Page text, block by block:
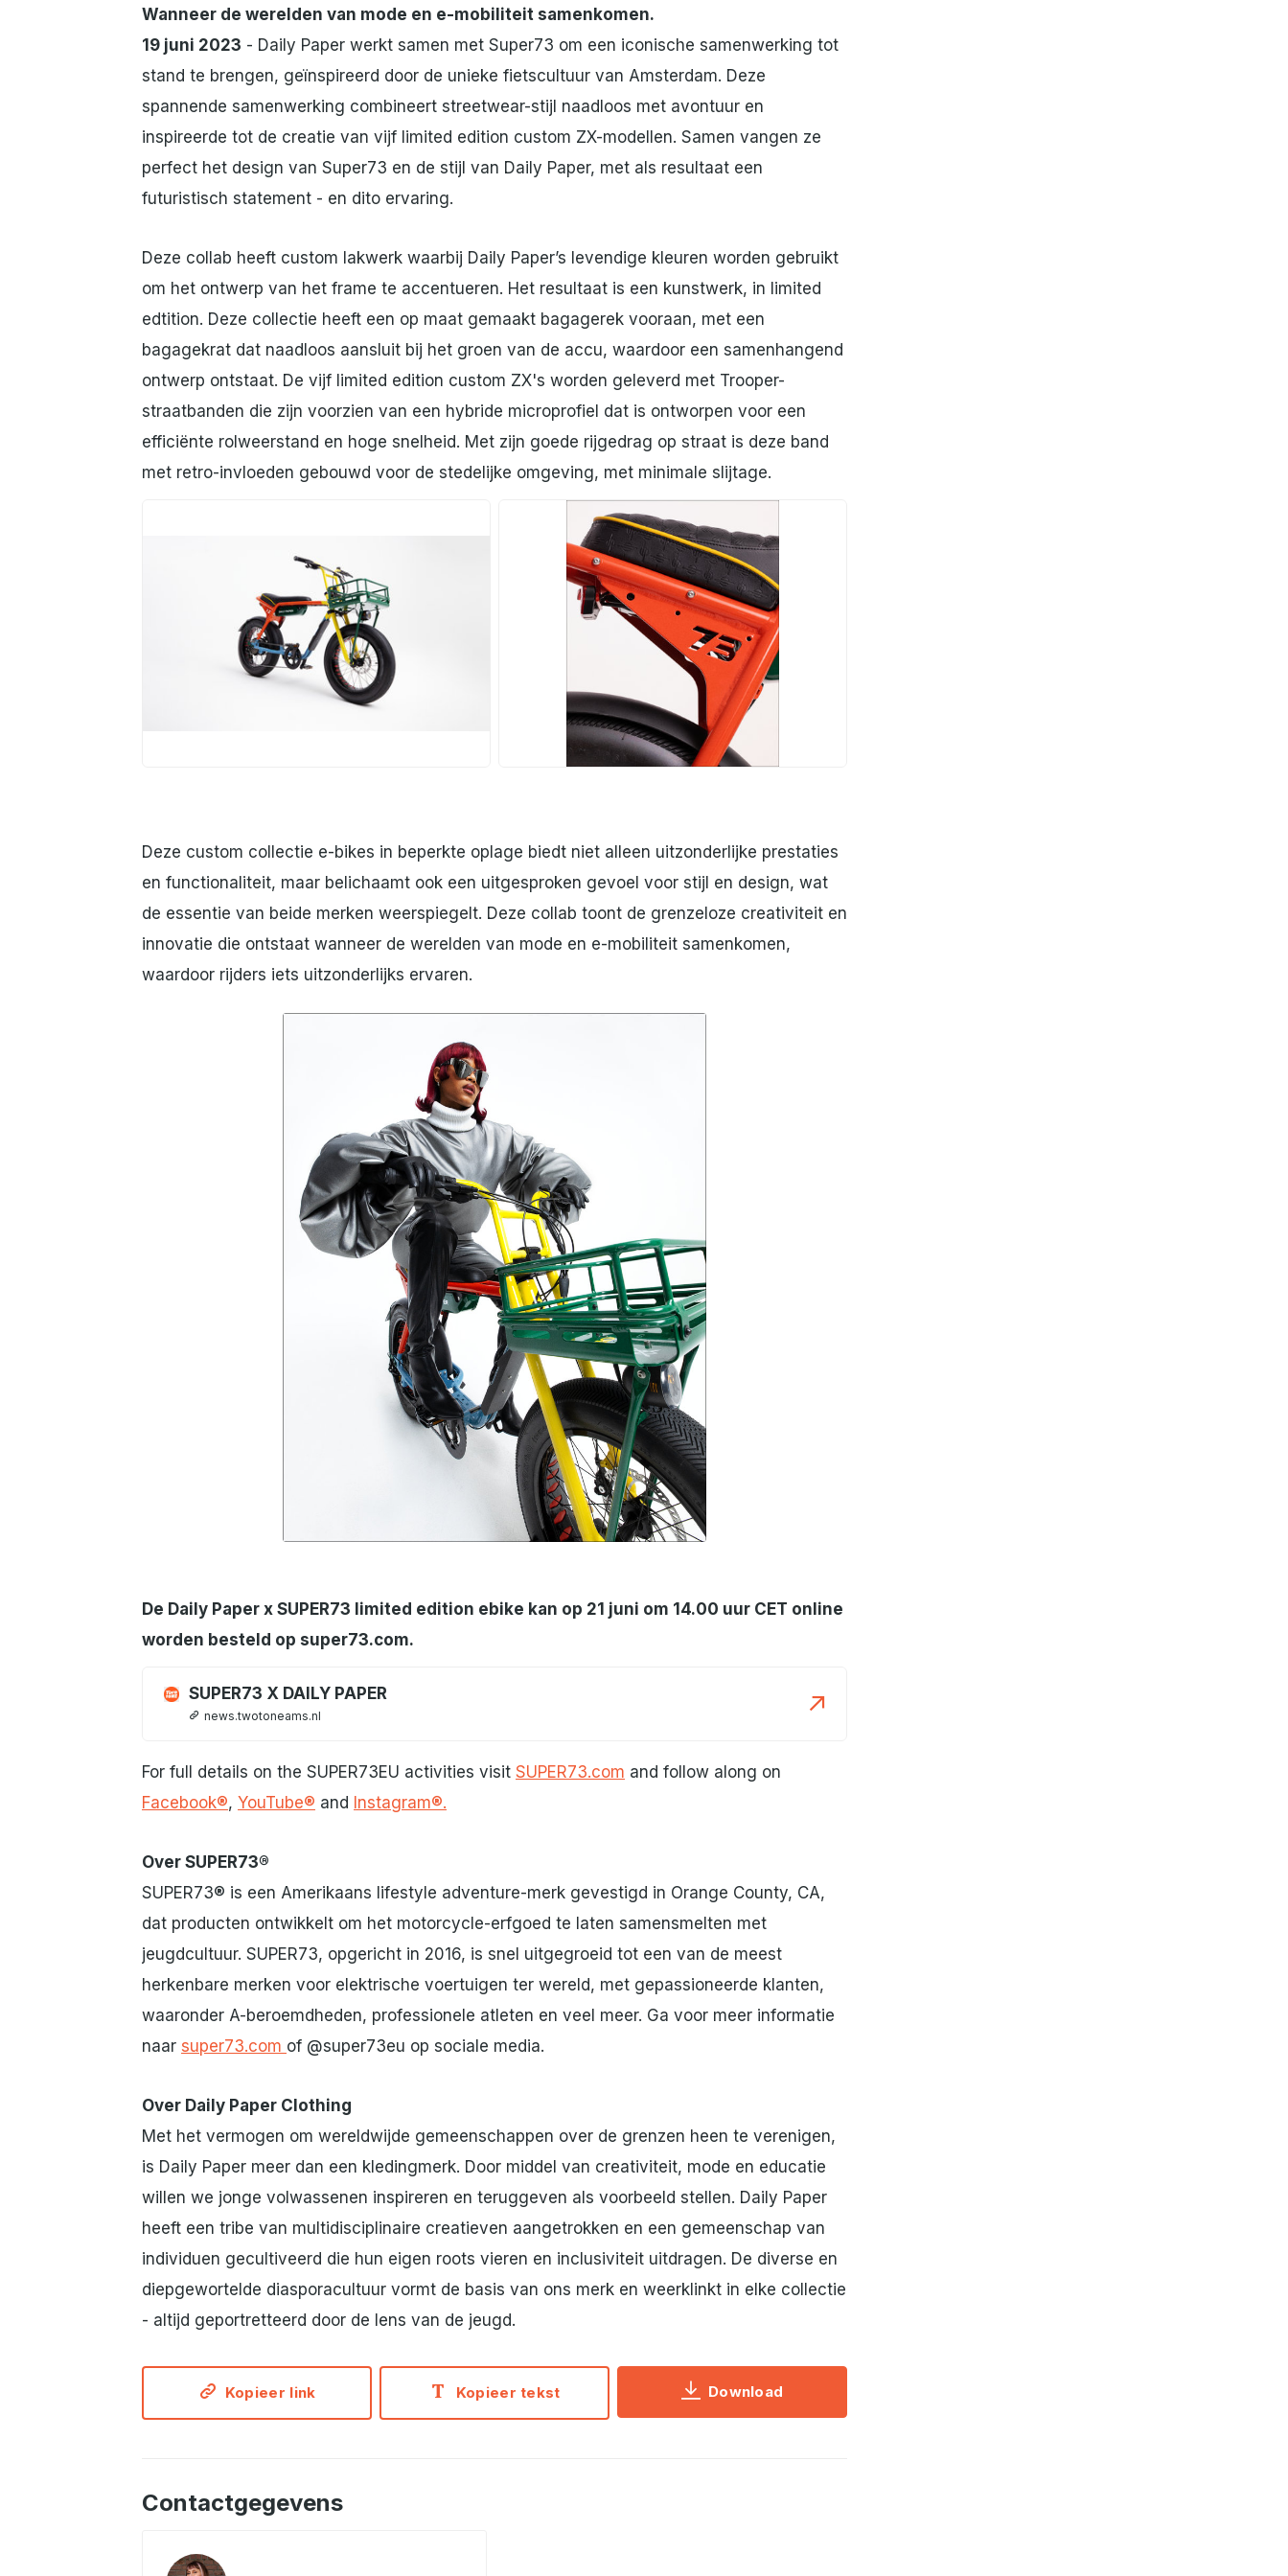
Wanneer de werelden van mode en e-mobiliteit samenkomen.
19 juni 2023 - Daily Paper werkt samen met Super73 om een iconische samenwerking tot
stand te brengen, geïnspireerd door de unieke fietscultuur van Amsterdam. Deze
spannende samenwerking combineert streetwear-stijl naadloos met avontuur en
inspireerde tot de creatie van vijf limited edition custom ZX-modellen. Samen vangen ze
perfect het design van Super73 en de stijl van Daily Paper, met als resultaat een
futuristisch statement - en dito ervaring.
Deze collab heeft custom lakwerk waarbij Daily Paper’s levendige kleuren worden gebruikt
om het ontwerp van het frame te accentueren. Het resultaat is een kunstwerk, in limited
edtition. Deze collectie heeft een op maat gemaakt bagagerek vooraan, met een
bagagekrat dat naadloos aansluit bij het groen van de accu, waardoor een samenhangend
ontwerp ontstaat. De vijf limited edition custom ZX's worden geleverd met Trooper-
straatbanden die zijn voorzien van een hybride microprofiel dat is ontworpen voor een
efficiënte rolweerstand en hoge snelheid. Met zijn goede rijgedrag op straat is deze band
met retro-invloeden gebouwd voor de stedelijke omgeving, met minimale slijtage.
Deze custom collectie e-bikes in beperkte oplage biedt niet alleen uitzonderlijke prestaties
en functionaliteit, maar belichaamt ook een uitgesproken gevoel voor stijl en design, wat
de essentie van beide merken weerspiegelt. Deze collab toont de grenzeloze creativiteit en
innovatie die ontstaat wanneer de werelden van mode en e-mobiliteit samenkomen,
waardoor rijders iets uitzonderlijks ervaren.
De Daily Paper x SUPER73 limited edition ebike kan op 21 juni om 14.00 uur CET online
worden besteld op super73.com.
SUPER73 X DAILY PAPER
news.twotoneams.nl
For full details on the SUPER73EU activities visit SUPER73.com and follow along on
Facebook®, YouTube® and Instagram®.
Over SUPER73®
SUPER73® is een Amerikaans lifestyle adventure-merk gevestigd in Orange County, CA,
dat producten ontwikkelt om het motorcycle-erfgoed te laten samensmelten met
jeugdcultuur. SUPER73, opgericht in 2016, is snel uitgegroeid tot een van de meest
herkenbare merken voor elektrische voertuigen ter wereld, met gepassioneerde klanten,
waaronder A-beroemdheden, professionele atleten en veel meer. Ga voor meer informatie
naar super73.com of @super73eu op sociale media.
Over Daily Paper Clothing
Met het vermogen om wereldwijde gemeenschappen over de grenzen heen te verenigen,
is Daily Paper meer dan een kledingmerk. Door middel van creativiteit, mode en educatie
willen we jonge volwassenen inspireren en teruggeven als voorbeeld stellen. Daily Paper
heeft een tribe van multidisciplinaire creatieven aangetrokken en een gemeenschap van
individuen gecultiveerd die hun eigen roots vieren en inclusiviteit uitdragen. De diverse en
diepgewortelde diasporacultuur vormt de basis van ons merk en weerklinkt in elke collectie
- altijd geportretteerd door de lens van de jeugd.
Kopieer link Kopieer tekst Download
Contactgegevens